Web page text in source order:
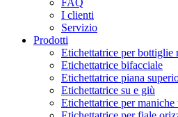
FAQ
I clienti
Servizio
Prodotti
Etichettatrice per bottiglie
Etichettatrice bifacciale
Etichettatrice piana
Etichettatrice su e giù
Etichettatrice per